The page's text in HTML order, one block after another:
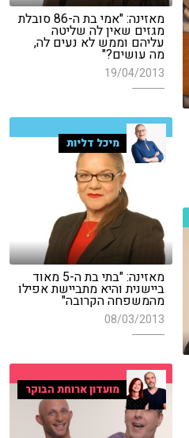
מאזינה: "אמי בת ה-86 סובלת
מגזים שאין לה שליטה
עליהם וממש לא נעים לה,
מה עושים?"
19/04/2013
מיכל דליות
מאזינה: "בתי בת ה-5 מאוד
ביישנית והיא מתביישת אפילו
מהמשפחה הקרובה"
08/03/2013
מועדון ארוחת הבוקר